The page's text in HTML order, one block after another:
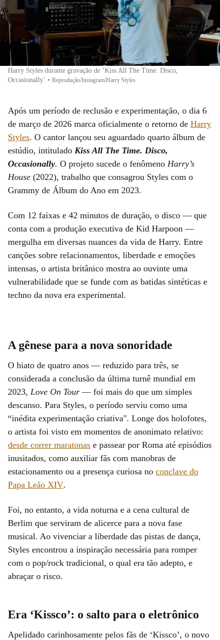
Harry Styles durante gravação de ‘Kiss All The Time. Disco,
Occasionally’ • Reprodução/Instagram/Harry Styles
Após um período de reclusão e experimentação, o dia 6
de março de 2026 marca oficialmente o retorno de Harry
Styles. O cantor lançou seu aguardado quarto álbum de
estúdio, intitulado Kiss All The Time. Disco,
Occasionally. O projeto sucede o fenômeno Harry’s
House (2022), trabalho que consagrou Styles com o
Grammy de Álbum do Ano em 2023.
Com 12 faixas e 42 minutos de duração, o disco — que
conta com a produção executiva de Kid Harpoon —
mergulha em diversas nuances da vida de Harry. Entre
canções sobre relacionamentos, liberdade e emoções
intensas, o artista britânico mostra ao ouvinte uma
vulnerabilidade que se funde com as batidas sintéticas e
techno da nova era experimental.
A gênese para a nova sonoridade
O hiato de quatro anos — reduzido para três, se
considerada a conclusão da última turnê mundial em
2023, Love On Tour — foi mais do que um simples
descanso. Para Styles, o período serviu como uma
“inédita experimentação criativa". Longe dos holofotes,
o artista foi visto em momentos de anonimato relativo:
desde correr maratonas e passear por Roma até episódios
inusitados, como auxiliar fãs com manobras de
estacionamento ou a presença curiosa no conclave do
Papa Leão XIV.
Foi, no entanto, a vida noturna e a cena cultural de
Berlim que serviram de alicerce para a nova fase
musical. Ao vivenciar a liberdade das pistas de dança,
Styles encontrou a inspiração necessária para romper
com o pop/rock tradicional, o qual era tão adepto, e
abraçar o risco.
Era ‘Kissco’: o salto para o eletrônico
Apelidado carinhosamente pelos fãs de ‘Kissco’, o novo